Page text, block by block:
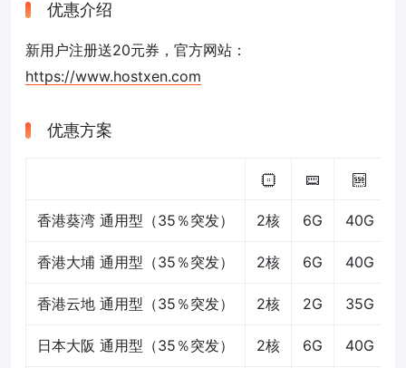
优惠介绍
新用户注册送20元券，官方网站：
https://www.hostxen.com
优惠方案
香港葵湾 通用型（35％突发） 2核 6G 40G
香港大埔 通用型（35％突发） 2核 6G 40G
香港云地 通用型（35％突发） 2核 2G 35G
日本大阪 通用型（35％突发） 2核 6G 40G